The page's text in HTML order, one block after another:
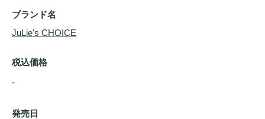
ブランド名
JuLie's CHOICE
税込価格
-
発売日